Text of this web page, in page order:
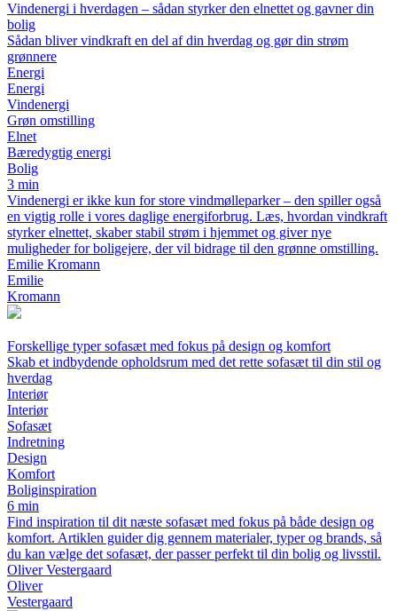
Vindenergi i hverdagen – sådan styrker den elnettet og gavner din
bolig
Sådan bliver vindkraft en del af din hverdag og gør din strøm
grønnere
Energi
Energi
Vindenergi
Grøn omstilling
Elnet
Bæredygtig energi
Bolig
3 min
Vindenergi er ikke kun for store vindmølleparker – den spiller også
en vigtig rolle i vores daglige energiforbrug. Læs, hvordan vindkraft
styrker elnettet, skaber stabil strøm i hjemmet og giver nye
muligheder for boligejere, der vil bidrage til den grønne omstilling.
Emilie Kromann
Emilie
Kromann
Forskellige typer sofasæt med fokus på design og komfort
Skab et indbydende opholdsrum med det rette sofasæt til din stil og
hverdag
Interiør
Interiør
Sofasæt
Indretning
Design
Komfort
Boliginspiration
6 min
Find inspiration til dit næste sofasæt med fokus på både design og
komfort. Artiklen guider dig gennem materialer, typer og brands, så
du kan vælge det sofasæt, der passer perfekt til din bolig og livsstil.
Oliver Vestergaard
Oliver
Vestergaard